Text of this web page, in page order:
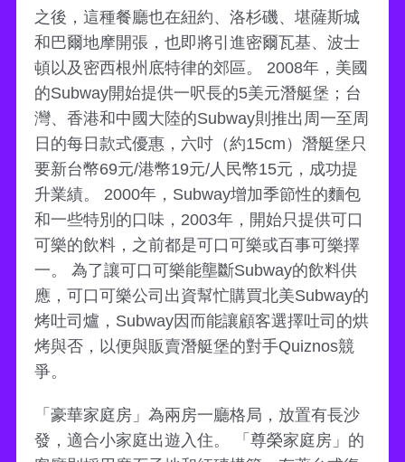
之後，這種餐廳也在紐約、洛杉磯、堪薩斯城
和巴爾地摩開張，也即將引進密爾瓦基、波士
頓以及密西根州底特律的郊區。 2008年，美國
的Subway開始提供一呎長的5美元潛艇堡；台
灣、香港和中國大陸的Subway則推出周一至周
日的每日款式優惠，六吋（約15cm）潛艇堡只
要新台幣69元/港幣19元/人民幣15元，成功提
升業績。 2000年，Subway增加季節性的麵包
和一些特別的口味，2003年，開始只提供可口
可樂的飲料，之前都是可口可樂或百事可樂擇
一。 為了讓可口可樂能壟斷Subway的飲料供
應，可口可樂公司出資幫忙購買北美Subway的
烤吐司爐，Subway因而能讓顧客選擇吐司的烘
烤與否，以便與販賣潛艇堡的對手Quiznos競
爭。
「豪華家庭房」為兩房一廳格局，放置有長沙
發，適合小家庭出遊入住。 「尊榮家庭房」的